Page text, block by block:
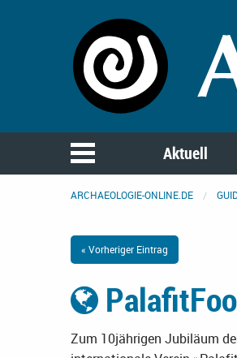
Aktuell
ARCHAEOLOGIE-ONLINE.DE
« Vorheriger Eintrag
Zum 10jährigen Jubiläum